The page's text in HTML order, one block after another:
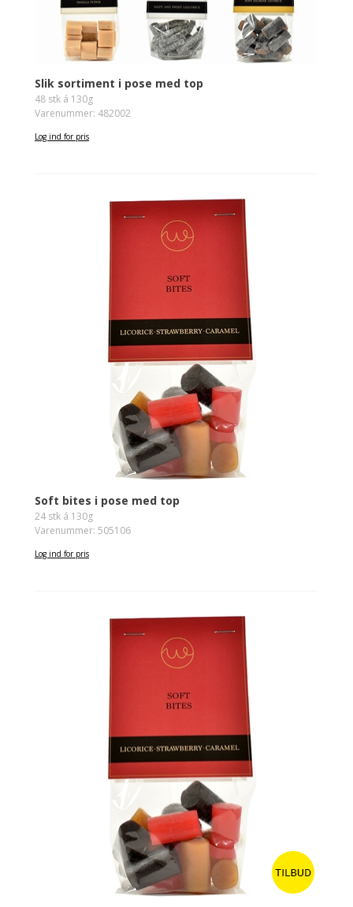
Slik sortiment i pose med top
48 stk á 130g
Varenummer: 482002
Log ind for pris
Soft bites i pose med top
24 stk á 130g
Varenummer: 505106
Log ind for pris